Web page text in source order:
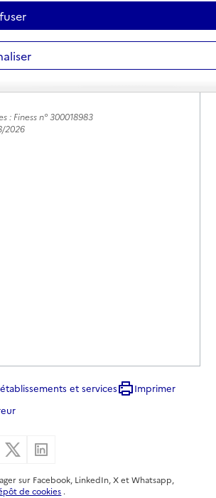
des-Sorts
: Finess n° 300018983
2026
et services
Imprimer
par email
Partager sur Facebook
Partager sur X
sur Facebook, LinkedIn, X et Whatsapp,
de cookies .